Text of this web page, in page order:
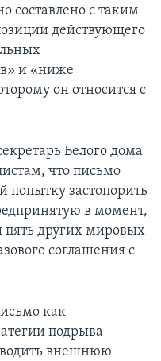
составлено с таким
действующего
и «ниже
он относится с
Белого дома
что письмо
попытку застопорить
в момент,
других мировых
соглашения с
как
подрыва
внешнюю